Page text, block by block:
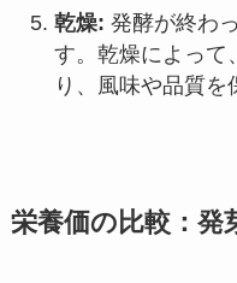
乾燥: 発酵が終わ
す。乾燥によって
り、風味や品質を
栄養価の比較：発